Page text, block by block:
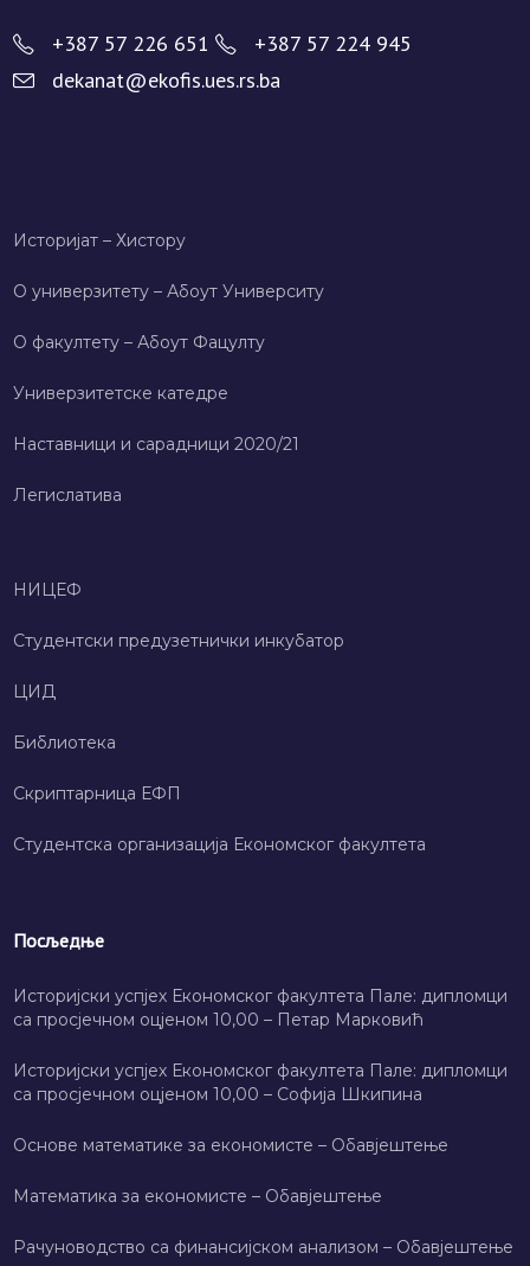
+387 57 226 651
+387 57 224 945
dekanat@ekofis.ues.rs.ba
Историјат – Хисторy
О универзитету – Абоут Университy
О факултету – Абоут Фацултy
Универзитетске катедре
Наставници и сарадници 2020/21
Легислатива
НИЦЕФ
Студентски предузетнички инкубатор
ЦИД
Библиотека
Скриптарница ЕФП
Студентска организација Економског факултета
Посљедње
Историјски успјех Економског факултета Пале: дипломци
са просјечном оцјеном 10,00 – Петар Марковић
Историјски успјех Економског факултета Пале: дипломци
са просјечном оцјеном 10,00 – Софија Шкипина
Основе математике за економисте – Обавјештење
Математика за економисте – Обавјештење
Рачуноводство са финансијском анализом – Обавјештење